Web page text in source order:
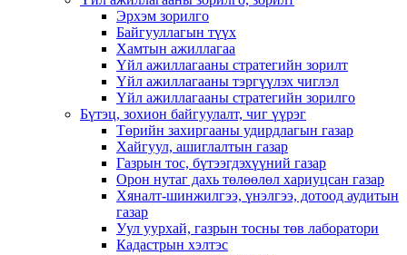
Эрхэм зорилго
Байгууллагын түүх
Хамтын ажиллагаа
Үйл ажиллагааны стратегийн зорилт
Үйл ажиллагааны тэргүүлэх чиглэл
Үйл ажиллагааны стратегийн зорилго
Бүтэц, зохион байгуулалт, чиг үүрэг
Төрийн захиргааны удирдлагын газар
Хайгуул, ашиглалтын газар
Газрын тос, бүтээгдэхүүний газар
Орон нутаг дахь төлөөлөл хариуцсан газар
Хяналт-шинжилгээ, үнэлгээ, дотоод аудитын
газар
Уул уурхай, газрын тосны төв лаборатори
Кадастрын хэлтэс